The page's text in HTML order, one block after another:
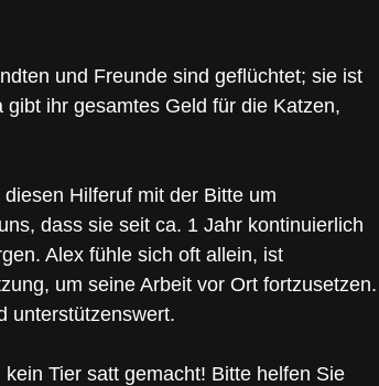
und Freunde sind geflüchtet; sie ist
ihr gesamtes Geld für die Katzen,
Hilferuf mit der Bitte um
dass sie seit ca. 1 Jahr kontinuierlich
Alex fühle sich oft allein, ist
um seine Arbeit vor Ort fortzusetzen.
unterstützenswert.
Tier satt gemacht! Bitte helfen Sie